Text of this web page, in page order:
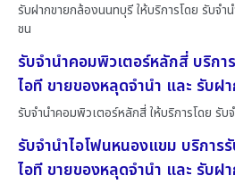
รับฝากขายกล้องนนทบุรี ให้บริการโดย รับจํา
ชน
รับจำนำคอมพิวเตอร์หลักสี่ บริก
ไอที ขายของหลุดจำนำ และ รับฝ
รับจำนำคอมพิวเตอร์หลักสี่ ให้บริการโดย รับ
รับจำนำไอโฟนหนองแขม บริกา
ไอที ขายของหลุดจำนำ และ รับฝ